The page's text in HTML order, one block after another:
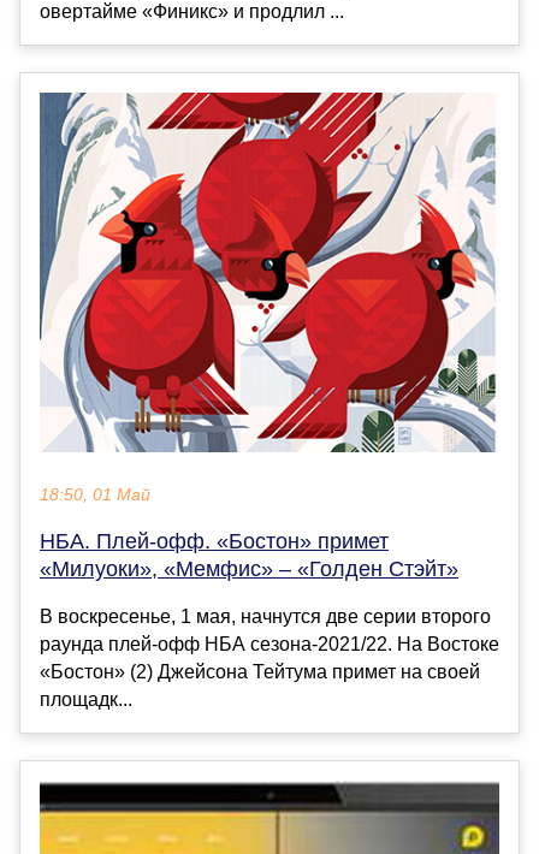
овертайме «Финикс» и продлил ...
18:50, 01 Май
НБА. Плей-офф. «Бостон» примет
«Милуоки», «Мемфис» – «Голден Стэйт»
В воскресенье, 1 мая, начнутся две серии второго
раунда плей-офф НБА сезона-2021/22. На Востоке
«Бостон» (2) Джейсона Тейтума примет на своей
площадк...